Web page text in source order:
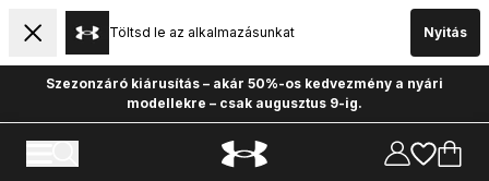
Töltsd le az alkalmazásunkat Nyitás
Szezonzáró kiárusítás – akár 50%-os kedvezmény a nyári
modellekre – csak augusztus 9-ig.